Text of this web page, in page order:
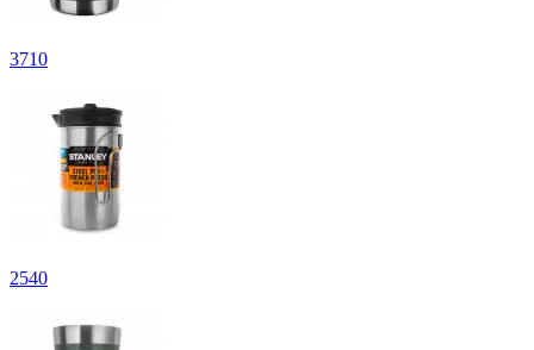
3710
2540